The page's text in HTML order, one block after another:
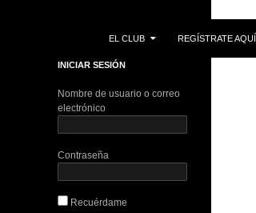
EL CLUB
REGÍSTRATE AQUÍ
INICIAR SESIÓN
Nombre de usuario o correo
electrónico
Contraseña
Recuérdame